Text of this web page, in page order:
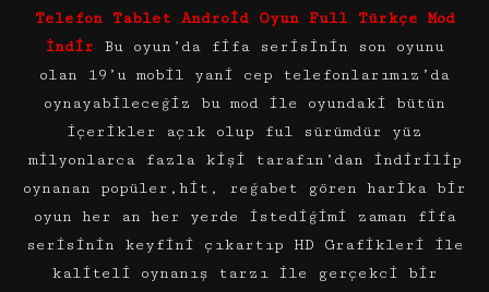
Telefon Tablet Android Oyun Full Türkçe Mod
İndir Bu oyun’da fifa serisinin son oyunu
olan 19’u mobil yani cep telefonlarımız’da
oynayabileceğiz bu mod ile oyundaki bütün
içerikler açık olup ful sürümdür yüz
milyonlarca fazla kişi tarafın’dan indirilip
oynanan popüler,hit, reğabet gören harika bir
oyun her an her yerde istediğimi zaman fifa
serisinin keyfini çıkartıp HD Grafikleri ile
kaliteli oynanış tarzı ile gerçekci bir